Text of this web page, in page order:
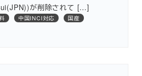
が削除されて […]
中国INCI対応
国産